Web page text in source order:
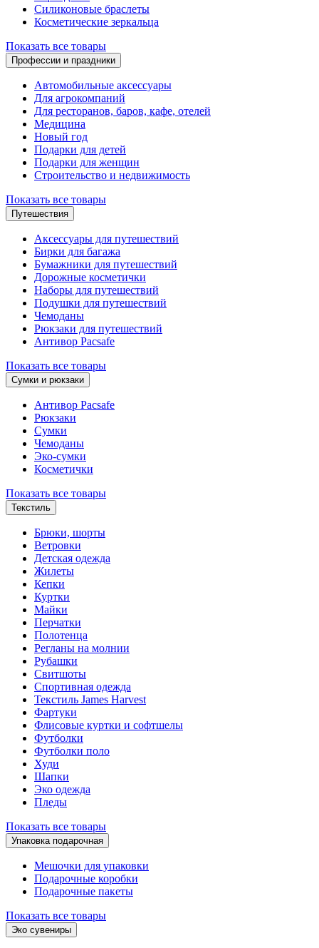
Силиконовые браслеты
Косметические зеркальца
Показать все товары
Профессии и праздники
Автомобильные аксессуары
Для агрокомпаний
Для ресторанов, баров, кафе, отелей
Медицина
Новый год
Подарки для детей
Подарки для женщин
Строительство и недвижимость
Показать все товары
Путешествия
Аксессуары для путешествий
Бирки для багажа
Бумажники для путешествий
Дорожные косметички
Наборы для путешествий
Подушки для путешествий
Чемоданы
Рюкзаки для путешествий
Антивор Pacsafe
Показать все товары
Сумки и рюкзаки
Антивор Pacsafe
Рюкзаки
Сумки
Чемоданы
Эко-сумки
Косметички
Показать все товары
Текстиль
Брюки, шорты
Ветровки
Детская одежда
Жилеты
Кепки
Куртки
Майки
Перчатки
Полотенца
Регланы на молнии
Рубашки
Свитшоты
Спортивная одежда
Текстиль James Harvest
Фартуки
Флисовые куртки и софтшелы
Футболки
Футболки поло
Худи
Шапки
Эко одежда
Пледы
Показать все товары
Упаковка подарочная
Мешочки для упаковки
Подарочные коробки
Подарочные пакеты
Показать все товары
Эко сувениры